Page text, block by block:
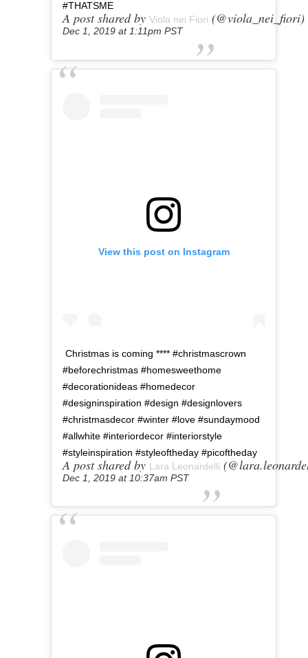
#THATSME
A post shared by Viola nei Fiori (@viola_nei_fiori)
Dec 1, 2019 at 1:11pm PST
View this post on Instagram
Christmas is coming **** #christmascrown
#beforechristmas #homesweethome
#decorationideas #homedecor
#designinspiration #design #designlovers
#christmasdecor #winter #love #sundaymood
#allwhite #interiordecor #interiorstyle
#styleinspiration #styleoftheday #picoftheday
A post shared by Lara Leonardelli
Dec 1, 2019 at 10:37am PST